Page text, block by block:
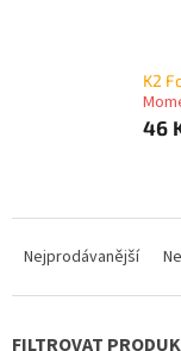
K2
46
n
Nejprodávanější